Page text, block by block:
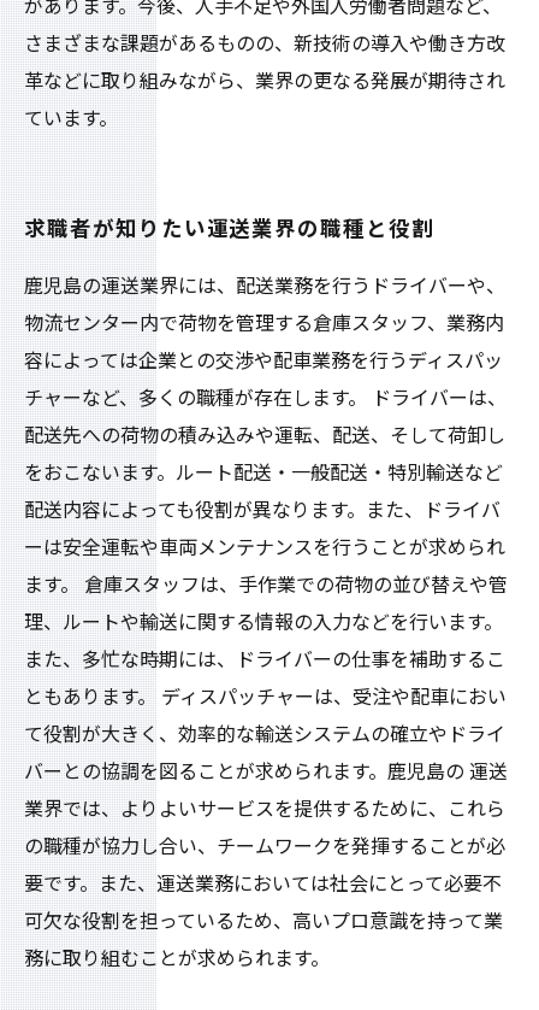
があります。今後、人手不足や外国人労働者問題など、
さまざまな課題があるものの、新技術の導入や働き方改
革などに取り組みながら、業界の更なる発展が期待され
ています。
求職者が知りたい運送業界の職種と役割
鹿児島の運送業界には、配送業務を行うドライバーや、
物流センター内で荷物を管理する倉庫スタッフ、業務内
容によっては企業との交渉や配車業務を行うディスパッ
チャーなど、多くの職種が存在します。 ドライバーは、
配送先への荷物の積み込みや運転、配送、そして荷卸し
をおこないます。ルート配送・一般配送・特別輸送など
配送内容によっても役割が異なります。また、ドライバ
ーは安全運転や車両メンテナンスを行うことが求められ
ます。 倉庫スタッフは、手作業での荷物の並び替えや管
理、ルートや輸送に関する情報の入力などを行います。
また、多忙な時期には、ドライバーの仕事を補助するこ
ともあります。 ディスパッチャーは、受注や配車におい
て役割が大きく、効率的な輸送システムの確立やドライ
バーとの協調を図ることが求められます。鹿児島の 運送
業界では、よりよいサービスを提供するために、これら
の職種が協力し合い、チームワークを発揮することが必
要です。また、運送業務においては社会にとって必要不
可欠な役割を担っているため、高いプロ意識を持って業
務に取り組むことが求められます。